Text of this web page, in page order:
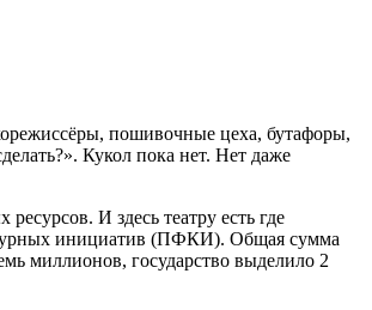
пошивочные цеха, бутафоры,
Кукол пока нет. Нет даже
И здесь театру есть где
инициатив (ПФКИ). Общая сумма
миллионов, государство выделило 2